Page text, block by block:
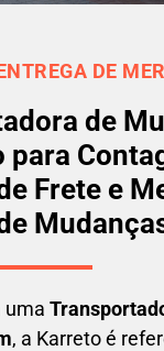
DE
de
para
Frete e
uma
, a Karreto é